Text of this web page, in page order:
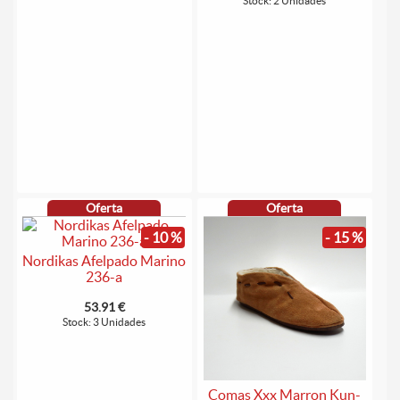
Oferta
- 10 %
Nordikas Afelpado Marino
236-a
53.91 €
Stock: 3 Unidades
Oferta
- 15 %
Comas Xxx Marron Kun-